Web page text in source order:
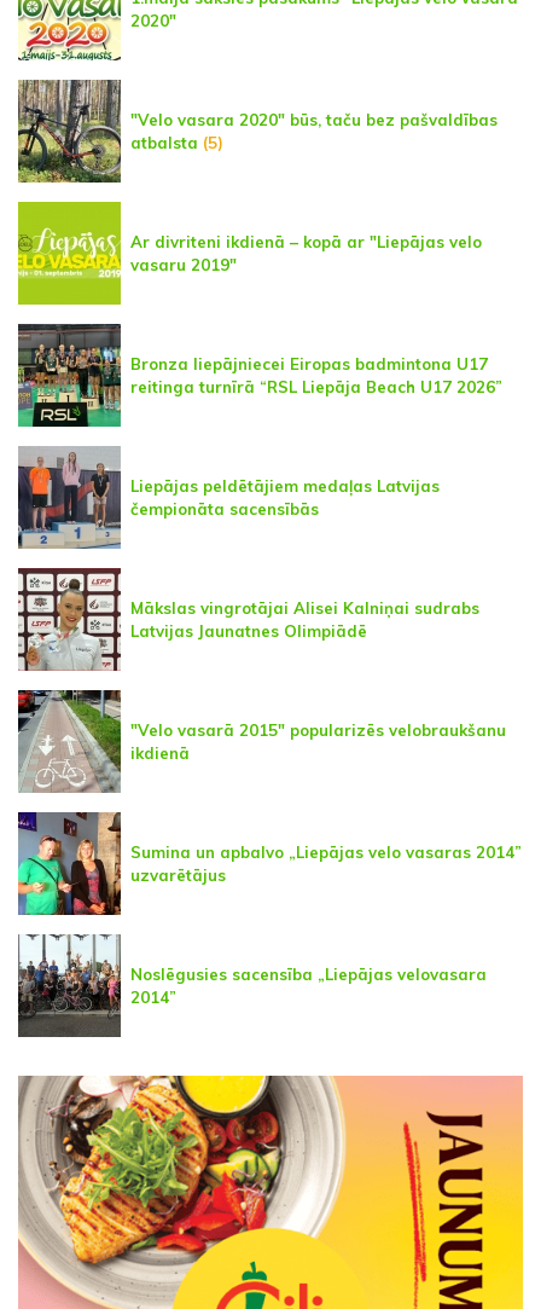
2020"
"Velo vasara 2020" būs, taču bez pašvaldības
atbalsta (5)
Ar divriteni ikdienā – kopā ar "Liepājas velo
vasaru 2019"
Bronza liepājniecei Eiropas badmintona U17
reitinga turnīrā “RSL Liepāja Beach U17 2026”
Liepājas peldētājiem medaļas Latvijas
čempionāta sacensībās
Mākslas vingrotājai Alisei Kalniņai sudrabs
Latvijas Jaunatnes Olimpiādē
"Velo vasarā 2015" popularizēs velobraukšanu
ikdienā
Sumina un apbalvo „Liepājas velo vasaras 2014”
uzvarētājus
Noslēgusies sacensība „Liepājas velovasara
2014”